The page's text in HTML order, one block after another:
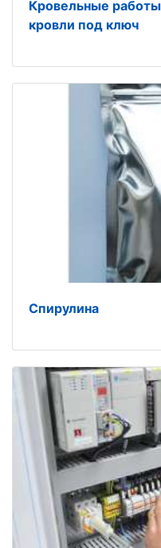
Кровельные
кровли под ключ
Спирулина